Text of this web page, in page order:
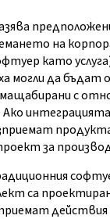
на
като
могли да бъдат
с
Ако
за
са
действия